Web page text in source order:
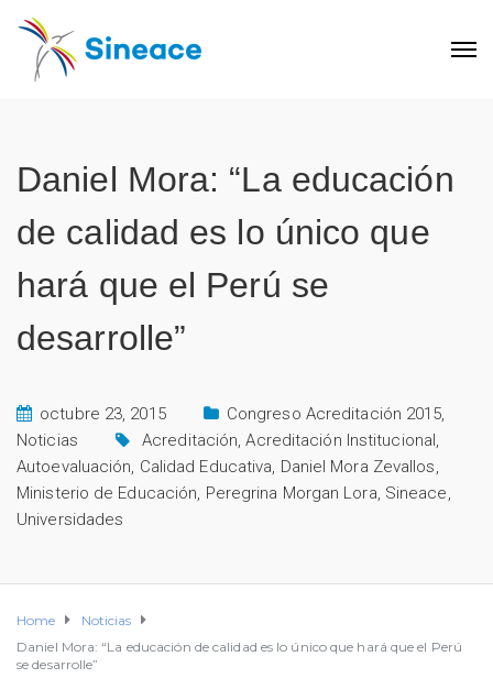
Daniel Mora: “La educación
de calidad es lo único que
hará que el Perú se
desarrolle”
octubre 23, 2015 Congreso Acreditación 2015,
Noticias
Acreditación,Acreditación Institucional,
Autoevaluación, Calidad Educativa, Daniel Mora Zevallos,
Ministerio de Educación, Peregrina Morgan Lora, Sineace,
Universidades
Home
Noticias
Daniel Mora: “La educación de calidad es lo único que hará que el Perú
se desarrolle”